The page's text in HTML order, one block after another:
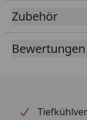
Mit seiner
EHEIM
Standsicherheit.
Aquarium
Zubehör
Bewertungen